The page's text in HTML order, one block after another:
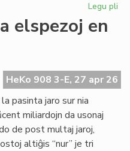
Legu pli
pro
elspezoj en
HeKo 908 3-E, 27 apr 26
pasinta jaro sur nia
miliardojn da usonaj
de post multaj jaroj,
altiĝis “nur” je tri